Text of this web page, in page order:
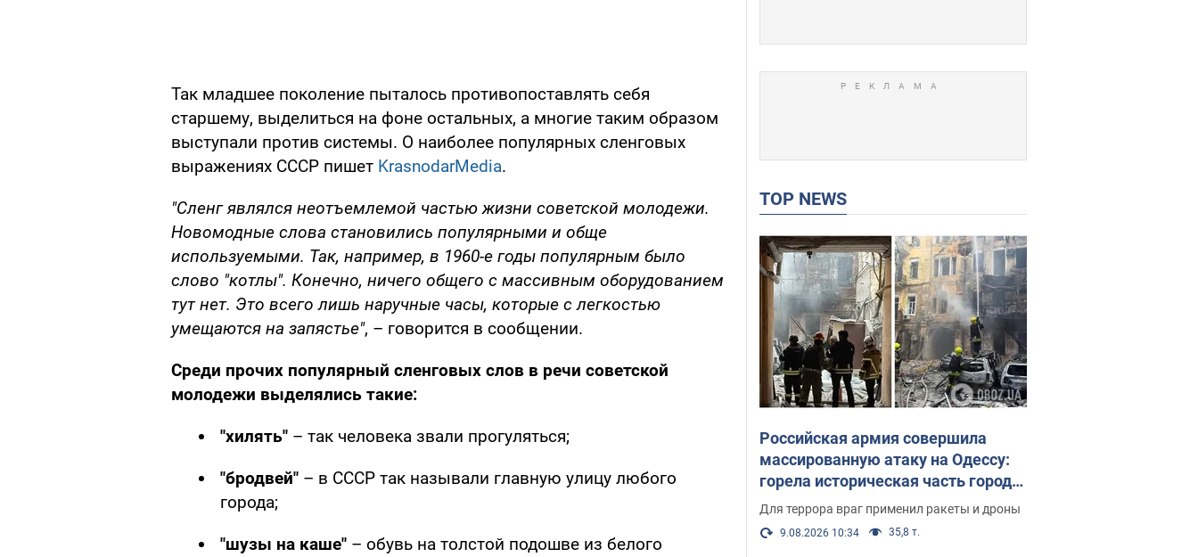
Так младшее поколение пыталось противопоставлять себя
старшему, выделиться на фоне остальных, а многие таким образом
выступали против системы. О наиболее популярных сленговых
выражениях СССР пишет KrasnodarMedia.
"Cленг являлся неотъемлемой частью жизни советской молодежи.
Новомодные слова становились популярными и обще
используемыми. Так, например, в 1960-е годы популярным было
слово "котлы". Конечно, ничего общего с массивным оборудованием
тут нет. Это всего лишь наручные часы, которые с легкостью
умещаются на запястье", – говорится в сообщении.
Среди прочих популярный сленговых слов в речи советской
молодежи выделялись такие:
"хилять" – так человека звали прогуляться;
"бродвей" – в СССР так называли главную улицу любого
города;
"шузы на каше" – обувь на толстой подошве из белого
TOP NEWS
Российская армия совершила
массированную атаку на Одессу:
горела историческая часть города,
есть пострадавшие. Фото и видео
Для террора враг применил ракеты и дроны
9.08.2026 10:34 35,8 т.